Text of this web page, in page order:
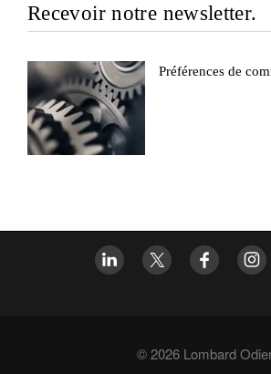
Recevoir notre newsletter.
Préférences de
© 2026 Lombard